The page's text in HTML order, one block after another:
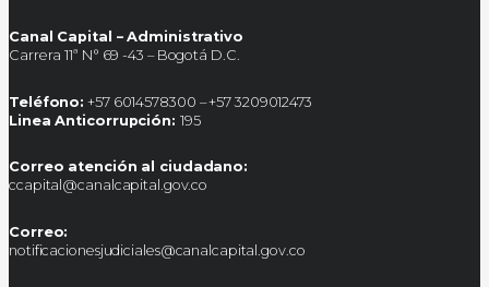
Canal Capital – Administrativo
Carrera 11ª N° 69 -43 – Bogotá D.C.
Teléfono: +57 6014578300 – +57 3209012473
Linea Anticorrupción: 195
Correo atención al ciudadano:
ccapital@canalcapital.gov.co
Correo:
notificacionesjudiciales@canalcapital.gov.co